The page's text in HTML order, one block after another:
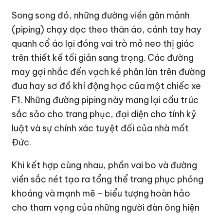
Song song đó, những đường viền gân mảnh
(piping) chạy dọc theo thân áo, cánh tay hay
quanh cổ áo lại đóng vai trò mỏ neo thị giác
trên thiết kế tối giản sang trọng. Các đường
may gợi nhắc đến vạch kẻ phân làn trên đường
đua hay sơ đồ khí động học của một chiếc xe
F1. Những đường piping này mang lại cấu trúc
sắc sảo cho trang phục, đại diện cho tính kỷ
luật và sự chính xác tuyệt đối của nhà mốt
Đức.
Khi kết hợp cùng nhau, phần vai bo và đường
viền sắc nét tạo ra tổng thể trang phục phóng
khoáng và mạnh mẽ - biểu tượng hoàn hảo
cho tham vọng của những người đàn ông hiện